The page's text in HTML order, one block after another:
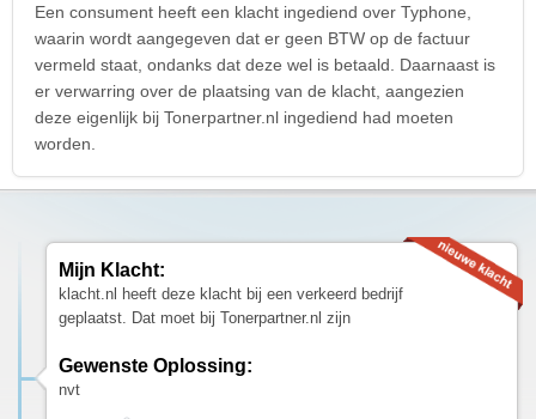
Een consument heeft een klacht ingediend over Typhone,
waarin wordt aangegeven dat er geen BTW op de factuur
vermeld staat, ondanks dat deze wel is betaald. Daarnaast is
er verwarring over de plaatsing van de klacht, aangezien
deze eigenlijk bij Tonerpartner.nl ingediend had moeten
worden.
Mijn Klacht:
klacht.nl heeft deze klacht bij een verkeerd bedrijf
geplaatst. Dat moet bij Tonerpartner.nl zijn
Gewenste Oplossing:
nvt